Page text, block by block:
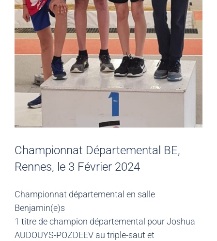
Championnat Départemental BE,
Rennes, le 3 Février 2024
Championnat départemental en salle
Benjamin(e)s
1 titre de champion départemental pour Joshua
AUDOUYS-POZDEEV au triple-saut et